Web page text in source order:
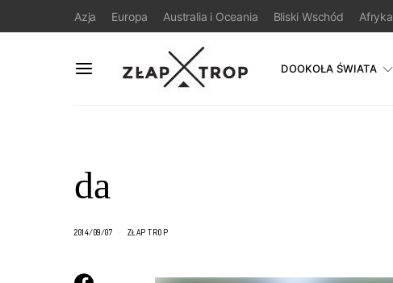
Azja Europa Australia i Oceania Bliski Wschód Afryka
DOOKOŁA ŚWIATA
da
2014/09/07 ZŁAP TROP